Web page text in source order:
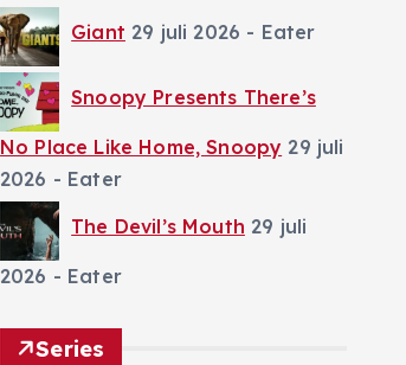
Giant 29 juli 2026 - Eater
Snoopy Presents There’s
No Place Like Home, Snoopy 29 juli
2026 - Eater
The Devil’s Mouth 29 juli
2026 - Eater
Series